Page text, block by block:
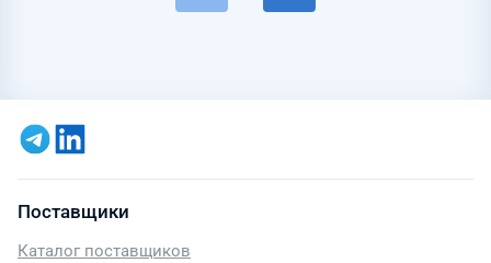
Поставщики
Каталог поставщиков